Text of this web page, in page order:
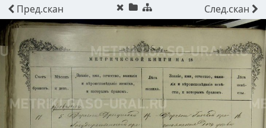
Пред.скан След.скан